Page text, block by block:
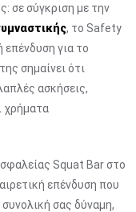
σε σύγκριση με την
, το Safety
επένδυση για το
σημαίνει ότι
ασκήσεις,
χρήματα
Squat Bar στο
επένδυση που
σας δύναμη,